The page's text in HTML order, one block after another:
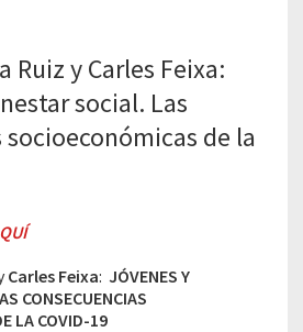
Ruiz y Carles Feixa:
social. Las
de la
Carles Feixa: JÓVENES Y
CONSECUENCIAS
LA COVID-19